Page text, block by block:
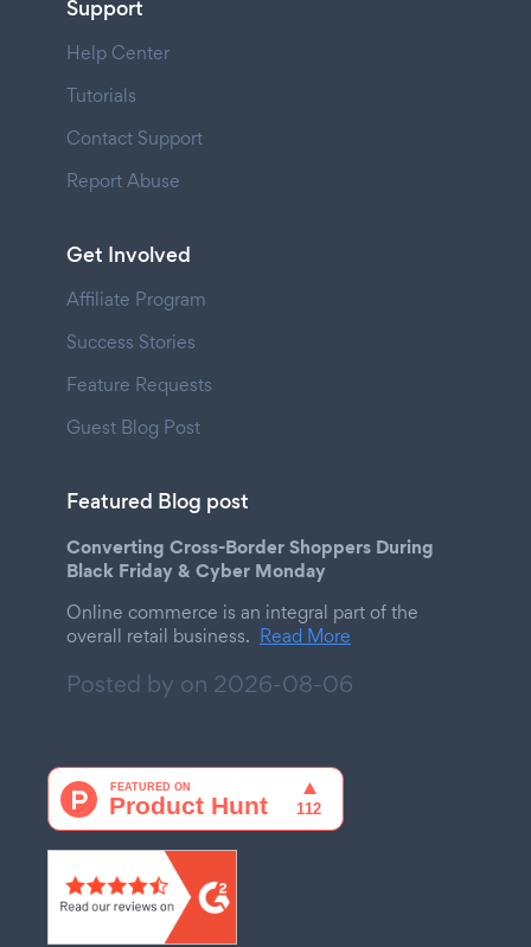
Support
Help Center
Tutorials
Contact Support
Report Abuse
Get Involved
Affiliate Program
Success Stories
Feature Requests
Guest Blog Post
Featured Blog post
Converting Cross-Border Shoppers During
Black Friday & Cyber Monday
Online commerce is an integral part of the
overall retail business. Read More
Posted by on 2026-08-06